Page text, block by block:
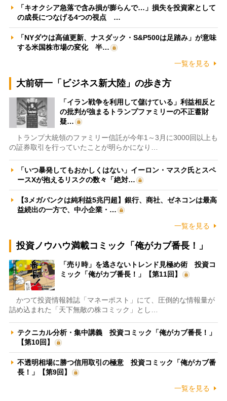
「キオクシア急落で含み損が膨らんで…」損失を投資家として
の成長につなげる4つの視点 …
「NYダウは高値更新、ナスダック・S&P500は足踏み」が意味
する米国株市場の変化 半…
一覧を見る
大前研一「ビジネス新大陸」の歩き方
「イラン戦争を利用して儲けている」利益相反と
の批判が強まるトランプファミリーの不正蓄財
疑…
トランプ大統領のファミリー信託が今年1～3月に3000回以上も
の証券取引を行っていたことが明らかになり…
「いつ暴発してもおかしくはない」イーロン・マスク氏とスペ
ースXが抱えるリスクの数々「絶対…
【3メガバンクは純利益5兆円超】銀行、商社、ゼネコンは最高
益続出の一方で、中小企業・…
一覧を見る
投資ノウハウ満載コミック「俺がカブ番長！」
「売り時」を逃さないトレンド見極め術 投資コ
ミック「俺がカブ番長！」【第11回】
かつて投資情報雑誌「マネーポスト」にて、圧倒的な情報量が
詰め込まれた「天下無敵の株コミック」とし…
テクニカル分析・集中講義 投資コミック「俺がカブ番長！」
【第10回】
不透明相場に勝つ信用取引の極意 投資コミック「俺がカブ番
長！」【第9回】
一覧を見る